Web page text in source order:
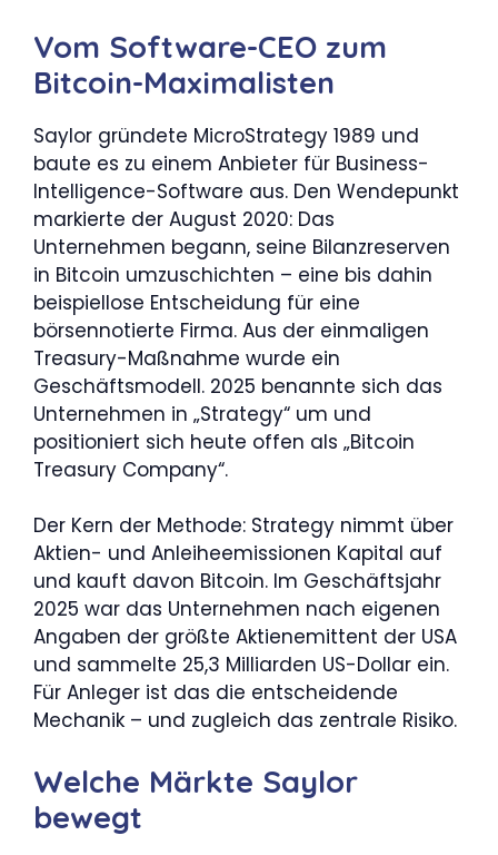
Vom Software-CEO zum
Bitcoin-Maximalisten
Saylor gründete MicroStrategy 1989 und
baute es zu einem Anbieter für Business-
Intelligence-Software aus. Den Wendepunkt
markierte der August 2020: Das
Unternehmen begann, seine Bilanzreserven
in Bitcoin umzuschichten – eine bis dahin
beispiellose Entscheidung für eine
börsennotierte Firma. Aus der einmaligen
Treasury-Maßnahme wurde ein
Geschäftsmodell. 2025 benannte sich das
Unternehmen in „Strategy“ um und
positioniert sich heute offen als „Bitcoin
Treasury Company“.
Der Kern der Methode: Strategy nimmt über
Aktien- und Anleiheemissionen Kapital auf
und kauft davon Bitcoin. Im Geschäftsjahr
2025 war das Unternehmen nach eigenen
Angaben der größte Aktienemittent der USA
und sammelte 25,3 Milliarden US-Dollar ein.
Für Anleger ist das die entscheidende
Mechanik – und zugleich das zentrale Risiko.
Welche Märkte Saylor
bewegt